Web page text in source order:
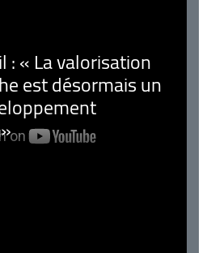
: « La valorisation
est désormais un